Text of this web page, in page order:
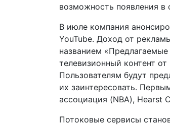
возможность появления в
В июле компания
YouTube. Доход от
названием
телевизионный контент
Пользователям будут
их заинтересовать.
ассоциация (NBA), Hearst
Потоковые сервисы